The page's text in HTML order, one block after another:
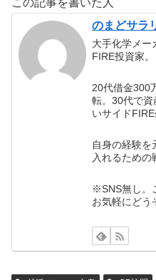
この記事を書いた人
のまどサラ
大手化学メー
FIRE投資家。
20代借金300
転。30代で資
いサイドFIRE
自身の経験を
入れるための
※SNS無し。
お気軽にどう